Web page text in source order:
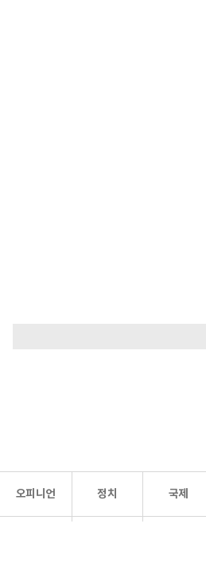
오피니언 정치 국제